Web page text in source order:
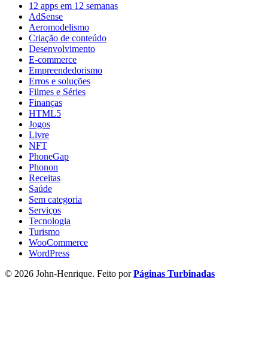
12 apps em 12 semanas
AdSense
Aeromodelismo
Criação de conteúdo
Desenvolvimento
E-commerce
Empreendedorismo
Erros e soluções
Filmes e Séries
Finanças
HTML5
Jogos
Livre
NFT
PhoneGap
Phonon
Receitas
Saúde
Sem categoria
Serviços
Tecnologia
Turismo
WooCommerce
WordPress
© 2026 John-Henrique. Feito porPáginas Turbinadas